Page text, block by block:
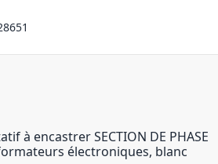
à encastrer SECTION DE PHASE
électroniques, blanc